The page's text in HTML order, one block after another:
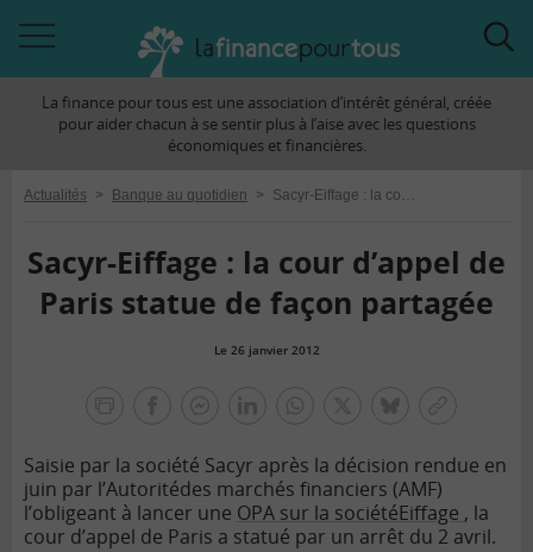
àLa finance pour tous est une association d’intérêt général, créée
pour aider chacun à se sentir plus à l’aise avec les questions
économiques et financières.
Actualités > Banque au quotidien > Sacyr-Eiffage : la cour d’appel de Paris statue de façon partagée
Sacyr-Eiffage : la cour d’appel de
Paris statue de façon partagée
Le 26 janvier 2012
lien
Saisie par la société Sacyr après la décision rendue en
juin par l’Autoritédes marchés financiers (AMF)
l’obligeant à lancer une OPA sur la sociétéEiffage , la
cour d’appel de Paris a statué par un arrêt du 2 avril.